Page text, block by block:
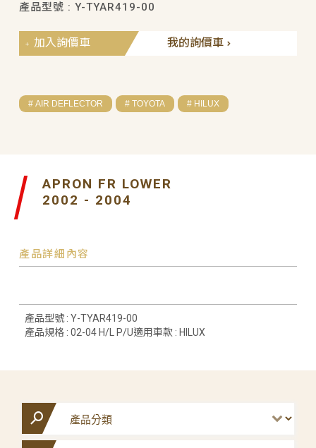
產品型號 : Y-TYAR419-00
我的詢價車
加入詢價車
# AIR DEFLECTOR # TOYOTA # HILUX
APRON FR LOWER
2002 - 2004
產品詳細內容
產品型號 : Y-TYAR419-00
產品規格 : 02-04 H/L P/U適用車款 : HILUX